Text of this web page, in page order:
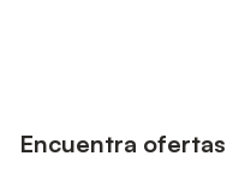
Encuentra ofertas